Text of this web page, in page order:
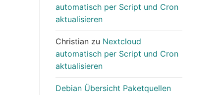
automatisch per Script und Cron
aktualisieren
Christian zu Nextcloud
automatisch per Script und Cron
aktualisieren
Debian Übersicht Paketquellen